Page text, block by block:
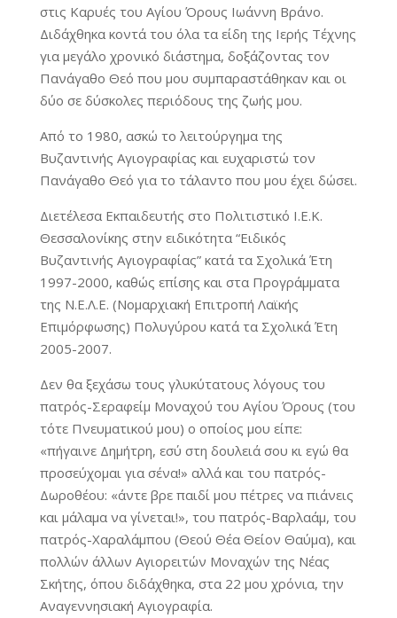
στις Καρυές του Αγίου Όρους Ιωάννη Βράνο.
Διδάχθηκα κοντά του όλα τα είδη της Ιερής Τέχνης
για μεγάλο χρονικό διάστημα, δοξάζοντας τον
Πανάγαθο Θεό που μου συμπαραστάθηκαν και οι
δύο σε δύσκολες περιόδους της ζωής μου.
Από το 1980, ασκώ το λειτούργημα της
Βυζαντινής Αγιογραφίας και ευχαριστώ τον
Πανάγαθο Θεό για το τάλαντο που μου έχει δώσει.
Διετέλεσα Εκπαιδευτής στο Πολιτιστικό Ι.Ε.Κ.
Θεσσαλονίκης στην ειδικότητα “Ειδικός
Βυζαντινής Αγιογραφίας” κατά τα Σχολικά Έτη
1997-2000, καθώς επίσης και στα Προγράμματα
της Ν.Ε.Λ.Ε. (Νομαρχιακή Επιτροπή Λαϊκής
Επιμόρφωσης) Πολυγύρου κατά τα Σχολικά Έτη
2005-2007.
Δεν θα ξεχάσω τους γλυκύτατους λόγους του
πατρός-Σεραφείμ Μοναχού του Αγίου Όρους (του
τότε Πνευματικού μου) ο οποίος μου είπε:
«πήγαινε Δημήτρη, εσύ στη δουλειά σου κι εγώ θα
προσεύχομαι για σένα!» αλλά και του πατρός-
Δωροθέου: «άντε βρε παιδί μου πέτρες να πιάνεις
και μάλαμα να γίνεται!», του πατρός-Βαρλαάμ, του
πατρός-Χαραλάμπου (Θεού Θέα Θείον Θαύμα), και
πολλών άλλων Αγιορειτών Μοναχών της Νέας
Σκήτης, όπου διδάχθηκα, στα 22 μου χρόνια, την
Αναγεννησιακή Αγιογραφία.